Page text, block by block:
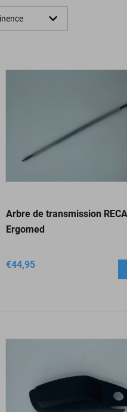
Arbre de transmission
Ergomed
€44,95